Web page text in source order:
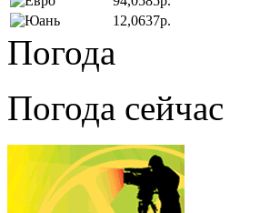
12,0637р.
Погода
Погода сейчас